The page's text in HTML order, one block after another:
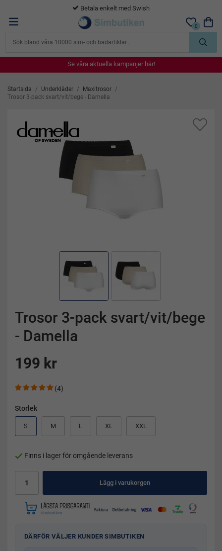
365 dagars öppet köp
0
Se våra aktuella kampanjer här!
Se våra aktuella kampanjer här!
Se våra aktuella kampanjer här!
Se våra aktuella kampanjer här!
Startsida / Underkläder / Maxitrosor /
Trosor 3-pack svart/vit/bege - Damella
Trosor 3-pack svart/vit/bege
- Damella
199 kr
(4)
Storlek
S M L XL XXL
Finns i lager för omgående leverans
Lägg i varukorgen
DÄRFÖR VÄLJER KUNDER SIMBUTIKEN